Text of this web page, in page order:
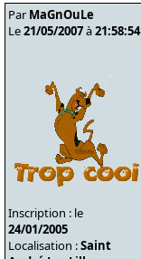
Par MaGnOuLe
Le21/05/2007à21:58:54
Inscription : le
24/01/2005
Localisation :Saint